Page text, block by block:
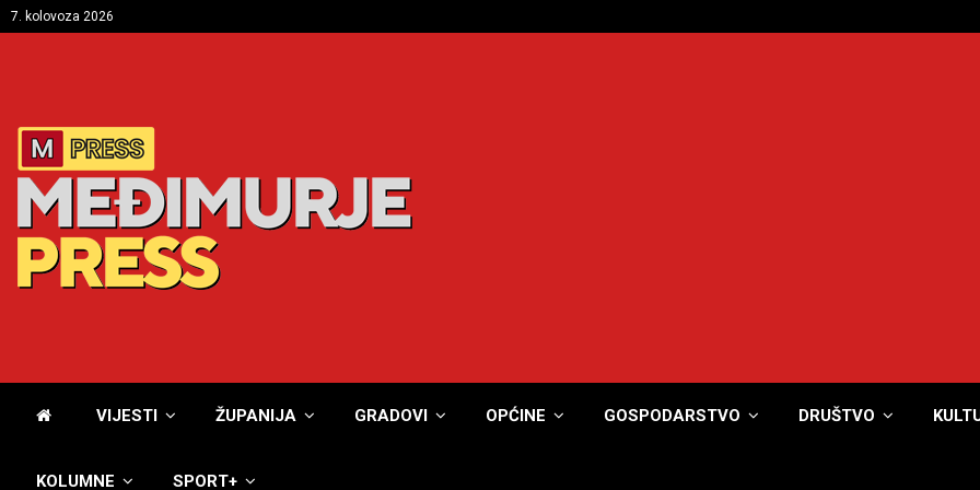
7. kolovoza 2026
VIJESTI ŽUPANIJA GRADOVI OPĆINE GOSPODARSTVO DRUŠTVO
KOLUMNE SPORT+